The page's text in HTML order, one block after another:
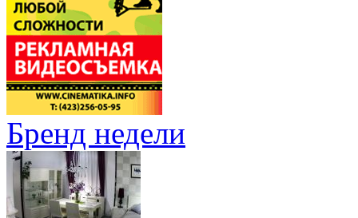
Бренд недели